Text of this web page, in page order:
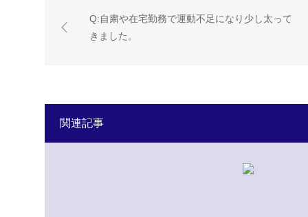
Q:自粛や在宅勤務で運動不足になり少し太って
きました。
関連記事